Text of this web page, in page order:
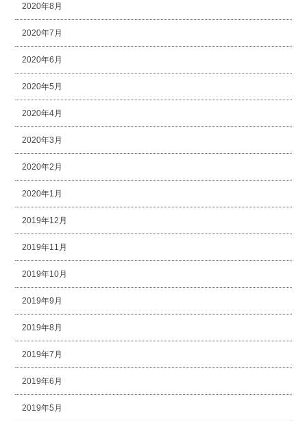
2020年8月
2020年7月
2020年6月
2020年5月
2020年4月
2020年3月
2020年2月
2020年1月
2019年12月
2019年11月
2019年10月
2019年9月
2019年8月
2019年7月
2019年6月
2019年5月